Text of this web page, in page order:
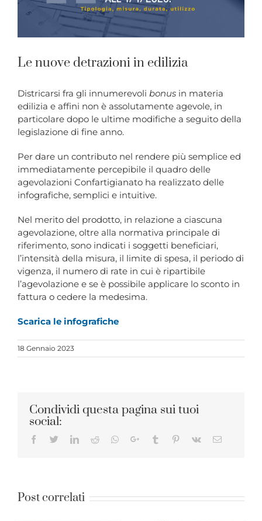
Le nuove detrazioni in edilizia
Districarsi fra gli innumerevoli bonus in materia
edilizia e affini non è assolutamente agevole, in
particolare dopo le ultime modifiche a seguito della
legislazione di fine anno.
Per dare un contributo nel rendere più semplice ed
immediatamente percepibile il quadro delle
agevolazioni Confartigianato ha realizzato delle
infografiche, semplici e intuitive.
Nel merito del prodotto, in relazione a ciascuna
agevolazione, oltre alla normativa principale di
riferimento, sono indicati i soggetti beneficiari,
l’intensità della misura, il limite di spesa, il periodo di
vigenza, il numero di rate in cui è ripartibile
l’agevolazione e se è possibile applicare lo sconto in
fattura o cedere la medesima.
Scarica le infografiche
18 Gennaio 2023
Condividi questa pagina sui tuoi
social:
Facebook
TwitterLinkedIn
RedditWhatsapp
Google+Tumblr Pinterest
Vk Email
Post correlati